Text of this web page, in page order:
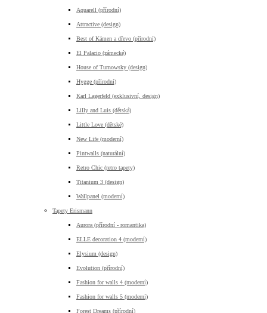
Aquarell (přírodní)
Attractive (design)
Best of Kámen a dřevo (přírodní)
El Palacio (zámecké)
House of Turnowsky (design)
Hygge (přírodní)
Karl Lagerfeld (exklusivní, design)
Lilly and Luis (dětská)
Little Love (dětské)
New Life (moderní)
Pintwalls (naturální)
Retro Chic (retro tapety)
Titanium 3 (design)
Wallpanel (moderní)
Tapety Erismann
Aurora (přírodní - romantika)
ELLE decoration 4 (moderní)
Elysium (design)
Evolution (přírodní)
Fashion for walls 4 (moderní)
Fashion for walls 5 (moderní)
Forest Dreams (přírodní)